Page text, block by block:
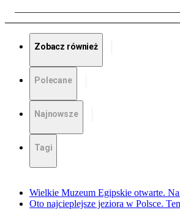
Zobacz również
Polecane
Najnowsze
Tagi
Wielkie Muzeum Egipskie otwarte.
Oto najcieplejsze jeziora w Polsce.